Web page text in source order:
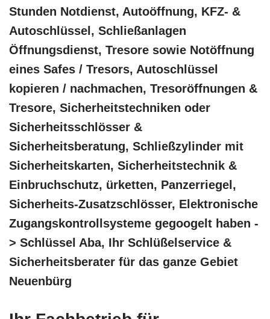
Stunden Notdienst, Autoöffnung, KFZ- &
Autoschlüssel, Schließanlagen
Öffnungsdienst, Tresore sowie Notöffnung
eines Safes / Tresors, Autoschlüssel
kopieren / nachmachen, Tresoröffnungen &
Tresore, Sicherheitstechniken oder
Sicherheitsschlösser &
Sicherheitsberatung, Schließzylinder mit
Sicherheitskarten, Sicherheitstechnik &
Einbruchschutz, ürketten, Panzerriegel,
Sicherheits-Zusatzschlösser, Elektronische
Zugangskontrollsysteme gegoogelt haben -
> Schlüssel Aba, Ihr Schlüßelservice &
Sicherheitsberater für das ganze Gebiet
Neuenbürg